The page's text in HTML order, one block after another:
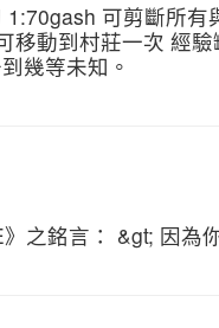
可剪斷所
移動到村莊一次 經
幾等未知。
之銘言： &gt; 因為